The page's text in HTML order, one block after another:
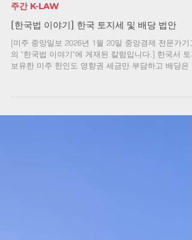
실효성을 제도 차원에서 끌어올리려는 시도라 할 수
다. 본 개정안의 골자는 두 가지다. 첫째, 변호사와 의
인(의뢰인이 되려는 자 포함) 사이에서 법률사건·법률
사무에 관한 조력을 제공·받기 위해 이뤄진 비밀 의사
교환은 공개를 거부할 수 있다. 둘째, 변호사가 수임
건과 관련해 소송·수사·조사를 위해 작성
주간 K-LAW
[한국법 이야기] 한국 토지세 및 배당 법안
[미주 중앙일보 2026년 1월 20일 중앙경제 전문가기고
의 "한국법 이야기"에 게재된 칼럼입니다.] 한국서 토
보유한 미주 한인도 영향권 세금만 부담하고 배당은